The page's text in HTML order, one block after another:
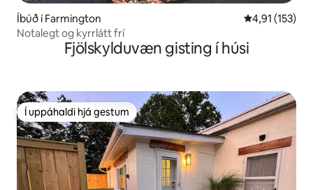
Íbúð í Farmington 4,91 af 5 í
4,91 (153)
Notalegt og kyrrlátt frí
Fjölskylduvæn gisting í húsi
Í uppáhaldi hjá gestum
Í uppáhaldi hjá gestum